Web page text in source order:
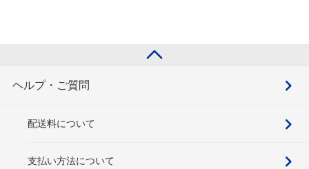
ヘルプ・ご質問
配送料について
支払い方法について